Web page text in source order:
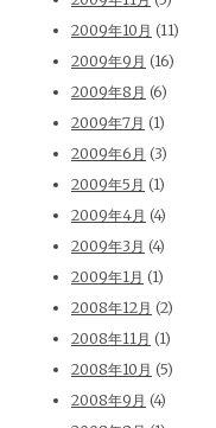
2009年10月 (11)
2009年9月 (16)
2009年8月 (6)
2009年7月 (1)
2009年6月 (3)
2009年5月 (1)
2009年4月 (4)
2009年3月 (4)
2009年1月 (1)
2008年12月 (2)
2008年11月 (1)
2008年10月 (5)
2008年9月 (4)